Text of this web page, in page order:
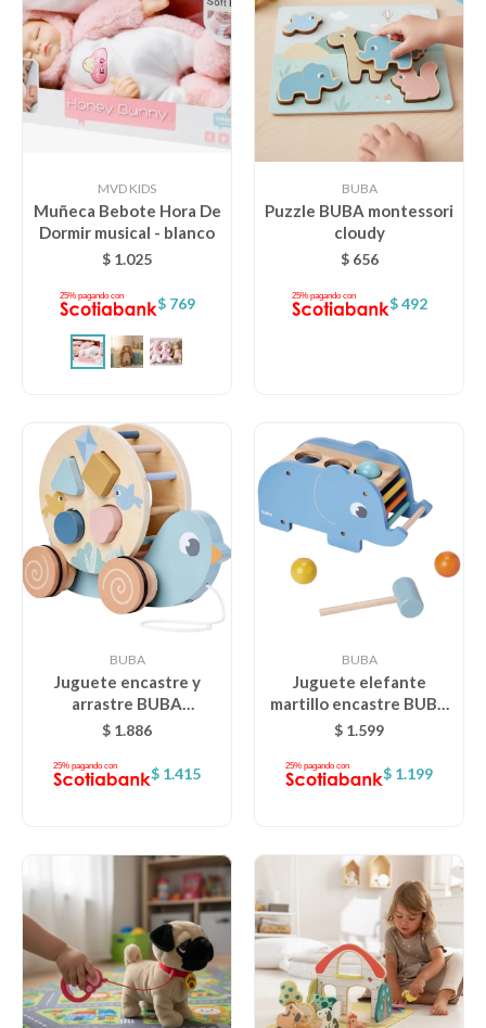
MVD KIDS
Muñeca Bebote Hora De
Dormir musical - blanco
$ 1.025
$ 769
BUBA
Puzzle BUBA montessori
cloudy
$ 656
$ 492
BUBA
Juguete encastre y
arrastre BUBA
montessori cloudy
$ 1.886
$ 1.415
BUBA
Juguete elefante
martillo encastre BUBA
cloudy montessori
$ 1.599
$ 1.199